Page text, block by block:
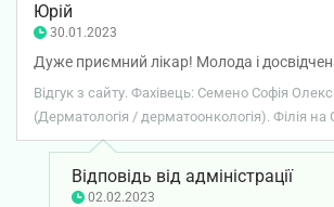
Юрій
30.01.2023
Дуже приємний лікар! Молода і
Відгук з сайту. Фахівець: Семено Софія
(Дерматологія / дерматоонкологія). Філія на
Відповідь від адміністрації
02.02.2023